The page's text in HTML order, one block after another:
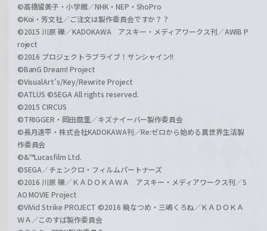
©高橋留美子・小学館／NHK・NEP・ShoPro
©Koi・芳文社／ご注文は製作委員会ですか？？
©2015 川原 礫／KADOKAWA アスキー・メディアワークス刊／AWIB P
roject
©2016 プロジェクトラブライブ！サンシャイン!!
©BanG Dream! Project
©VisualArt's/Key/Rewrite Project
©ATLUS ©SEGA All rights reserved.
©2015 CIRCUS
©TRIGGER・岡田麿里／キズナイーバー製作委員会
©長月達平・株式会社KADOKAWA刊／Re:ゼロから始める異世界生活製
作委員会
©&™Lucasfilm Ltd.
©SEGA／チェンクロ・フィルムパートナーズ
©2016 川原 礫／ＫＡＤＯＫＡＷＡ アスキー・メディアワークス刊／S
AO MOVIE Project
©ViVid Strike PROJECT ©2016 暁なつめ・三嶋くろね／ＫＡＤＯＫＡ
ＷＡ／このすば製作委員会